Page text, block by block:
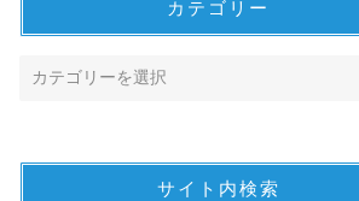
カテゴリー
サイト内検索